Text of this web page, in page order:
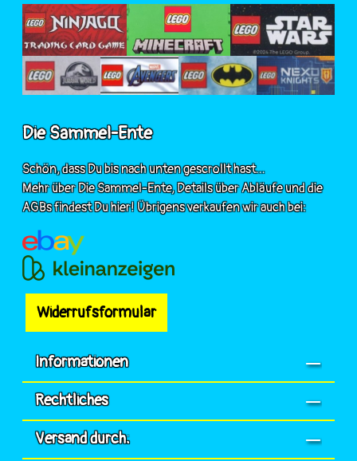
Die Sammel-Ente
Schön, dass Du bis nach unten gescrollt hast...
Mehr über Die Sammel-Ente, Details über Abläufe und die
AGBs findest Du hier! Übrigens verkaufen wir auch bei:
Widerrufsformular
Informationen
Rechtliches
Versand durch: